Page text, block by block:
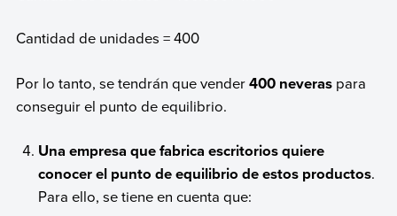
Cantidad de unidades = 400
Por lo tanto, se tendrán que vender400 neveraspara
conseguir el punto de equilibrio.
Una empresa que fabrica escritorios quiere
conocer el punto de equilibrio de estos productos.
Para ello, se tiene en cuenta que: